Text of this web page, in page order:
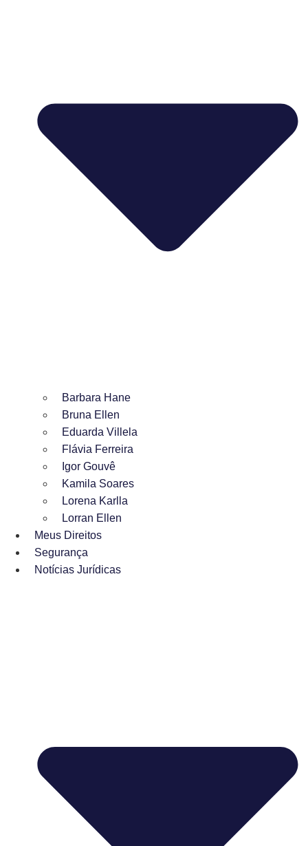
Barbara Hane
Bruna Ellen
Eduarda Villela
Flávia Ferreira
Igor Gouvê
Kamila Soares
Lorena Karlla
Lorran Ellen
Meus Direitos
Segurança
Notícias Jurídicas